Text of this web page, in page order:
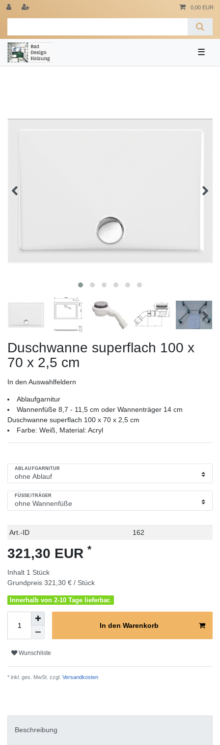
0,00 EUR
☰
Duschwanne superflach 100 x
70 x 2,5 cm
In den Auswahlfeldern
Ablaufgarnitur
Wannenfüße 8,7 - 11,5 cm oder Wannenträger 14 cm
Duschwanne superflach 100 x 70 x 2,5 cm
Farbe: Weiß, Material: Acryl
ABLAUFGARNITUR
FÜSSE/TRÄGER
Technisches
Wert
Art.-ID 162
321,30 EUR *
Inhalt 1 Stück
Grundpreis 321,30 € / Stück
Innerhalb von 2-10 Tage lieferbar.
In den Warenkorb
Wunschliste
* inkl. ges. MwSt. zzgl. Versandkosten
Beschreibung